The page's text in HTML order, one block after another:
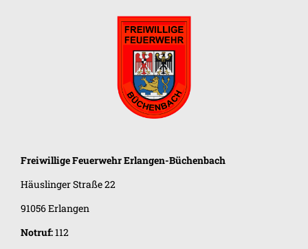
Freiwillige FeuerwehrErlangen-Büchenbach
Häuslinger Straße 22
91056 Erlangen
Notruf:112